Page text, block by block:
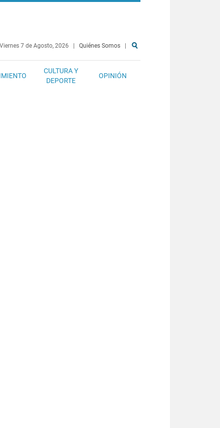
Viernes 7 de Agosto, 2026 Quiénes Somos
CULTURA Y
DEPORTE
OPINIÓN